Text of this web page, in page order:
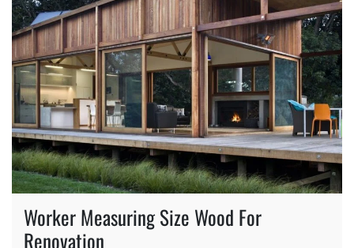
Worker Measuring Size Wood For
Renovation